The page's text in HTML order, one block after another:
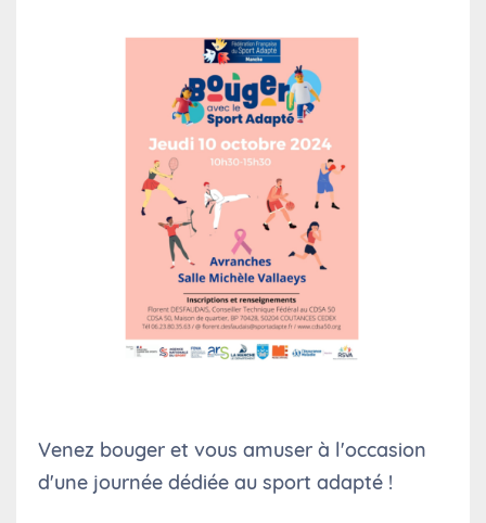
Venez bouger et vous amuser à l'occasion
d'une journée dédiée au sport adapté !